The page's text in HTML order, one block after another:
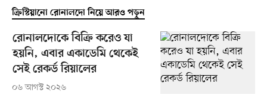
ক্রিস্টিয়ানো রোনালদো নিয়ে আরও পড়ুন
রোনালদোকে বিক্রি করেও যা
হয়নি, এবার একাডেমি থেকেই
সেই রেকর্ড রিয়ালের
০৬ আগস্ট ২০২৬